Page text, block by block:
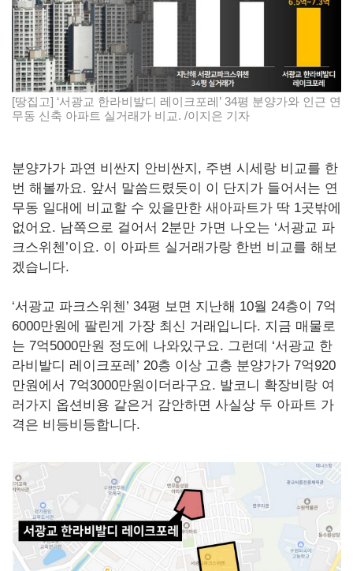
[땅집고] ‘서광교 한라비발디 레이크포레’ 34평 분양가와 인근 연
무동 신축 아파트 실거래가 비교. /이지은 기자
분양가가 과연 비싼지 안비싼지, 주변 시세랑 비교를 한
번 해볼까요. 앞서 말씀드렸듯이 이 단지가 들어서는 연
무동 일대에 비교할 수 있을만한 새아파트가 딱 1곳밖에
없어요. 남쪽으로 걸어서 2분만 가면 나오는 ‘서광교 파
크스위첸’이요. 이 아파트 실거래가랑 한번 비교를 해보
겠습니다.
‘서광교 파크스위첸’ 34평 보면 지난해 10월 24층이 7억
6000만원에 팔린게 가장 최신 거래입니다. 지금 매물로
는 7억5000만원 정도에 나와있구요. 그런데 ‘서광교 한
라비발디 레이크포레’ 20층 이상 고층 분양가가 7억920
만원에서 7억3000만원이더라구요. 발코니 확장비랑 여
러가지 옵션비용 같은거 감안하면 사실상 두 아파트 가
격은 비등비등합니다.